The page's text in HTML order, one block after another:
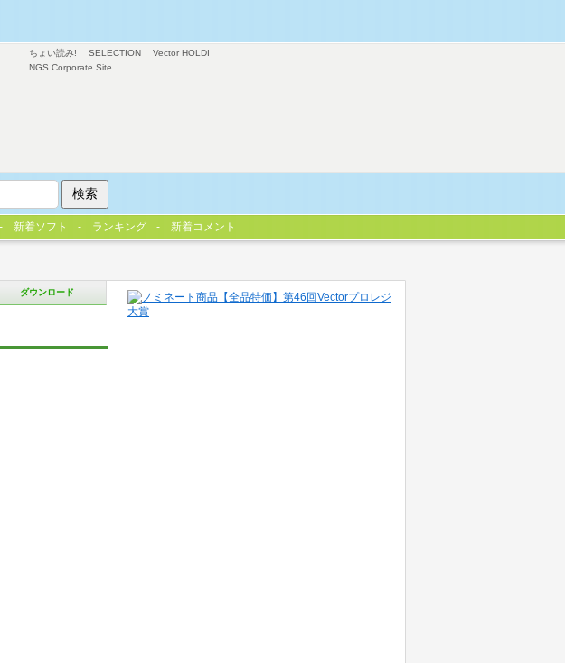
ダウンロード
ちょい読み! SELECTION
Vector HOLDI
NGS Corporate Site
新着ソフト ランキング 新着コメント